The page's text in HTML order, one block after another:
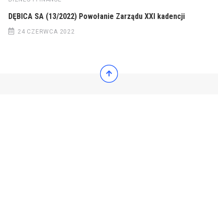
DĘBICA SA (13/2022) Powołanie Zarządu XXI kadencji
24 CZERWCA 2022